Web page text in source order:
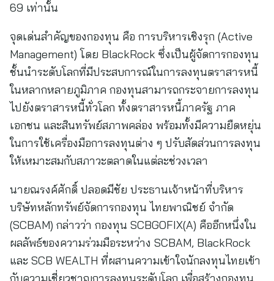
69 เท่านั้น
จุดเด่นสำคัญของกองทุน คือ การบริหารเชิงรุก (Active
Management) โดย BlackRock ซึ่งเป็นผู้จัดการกองทุน
ชั้นนำระดับโลกที่มีประสบการณ์ในการลงทุนตราสารหนี้
ในหลากหลายภูมิภาค กองทุนสามารถกระจายการลงทุน
ไปยังตราสารหนี้ทั่วโลก ทั้งตราสารหนี้ภาครัฐ ภาค
เอกชน และสินทรัพย์สภาพคล่อง พร้อมทั้งมีความยืดหยุ่น
ในการใช้เครื่องมือการลงทุนต่าง ๆ ปรับสัดส่วนการลงทุน
ให้เหมาะสมกับสภาวะตลาดในแต่ละช่วงเวลา
นายณรงค์ศักดิ์ ปลอดมีชัย ประธานเจ้าหน้าที่บริหาร
บริษัทหลักทรัพย์จัดการกองทุน ไทยพาณิชย์ จำกัด
(SCBAM) กล่าวว่า กองทุน SCBGOFIX(A) คืออีกหนึ่งใน
ผลลัพธ์ของความร่วมมือระหว่าง SCBAM, BlackRock
และ SCB WEALTH ที่ผสานความเข้าใจนักลงทุนไทยเข้า